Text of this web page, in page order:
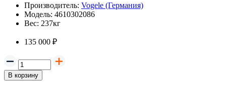
Производитель: Vogele (Германия)
Модель: 4610302086
Вес: 237кг
135 000 ₽
В корзину